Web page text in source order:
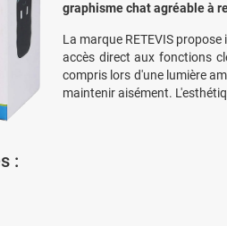
graphisme chat agréable à
La marque RETEVIS
accès direct aux fonctions
compris lors d'une lumière
maintenir aisément.
: